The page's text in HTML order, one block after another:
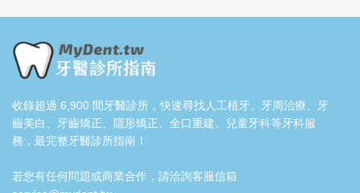
收錄超過 6,900 間牙醫診所，快速尋找人工植牙、牙周治療、牙
齒美白、牙齒矯正、隱形矯正、全口重建、兒童牙科等牙科服
務，最完整牙醫診所指南！
若您有任何問題或商業合作，請洽詢客服信箱